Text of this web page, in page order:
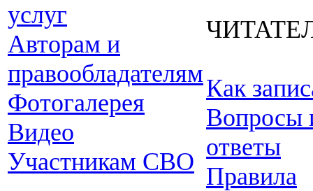
услуг
Авторам и
правообладателям
Фотогалерея
Видео
Участникам СВО
Как
Вопросы
ответы
Правила